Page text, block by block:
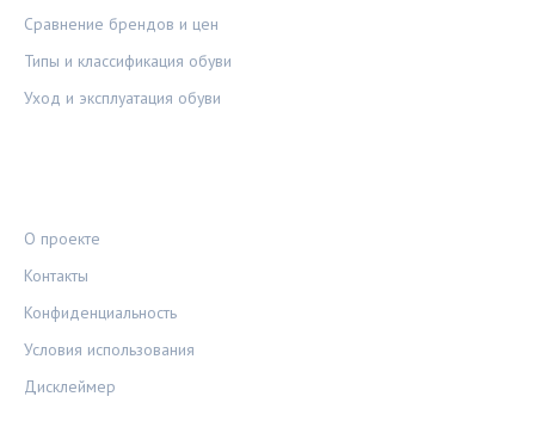
Сравнение брендов и цен
Типы и классификация обуви
Уход и эксплуатация обуви
О проекте
Контакты
Конфиденциальность
Условия использования
Дисклеймер